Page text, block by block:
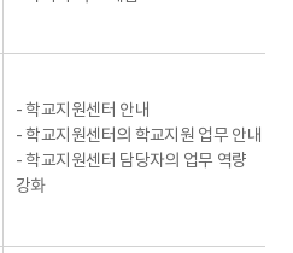
- 학교지원센터 안내
- 학교지원센터의 학교지원 업무 안내
- 학교지원센터 담당자의 업무 역량
강화